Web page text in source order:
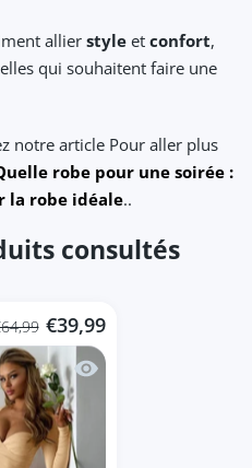
allier style et confort,
qui souhaitent faire une
notre article Pour aller plus
robe pour une soirée :
la robe idéale..
consultés
€39,99
Aperçu rapide Robe